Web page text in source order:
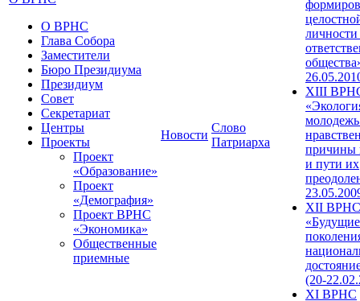
О ВРНС
Глава Собора
Заместители
Бюро Президиума
Президиум
Совет
Секретариат
Центры
Проекты
Проект
«Образование»
Проект
«Демография»
Проект ВРНС
«Экономика»
Общественные
приемные
Новости
Слово
Патриарха
XIII
причины
и пути их
XII ВРНС
«Будущие
(20-
XI ВРНС